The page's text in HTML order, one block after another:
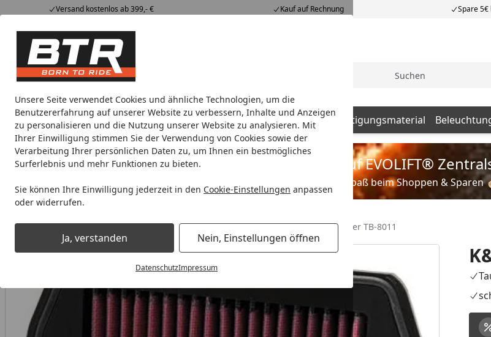
Unsere Seite verwendet Cookies und ähnliche Technologien, um die
Benutzererfahrung auf unserer Website zu verbessern, Inhalte und Anzeigen
zu personalisieren und die Nutzung unserer Website zu analysieren. Mit
Ihrer Einwilligung stimmen Sie der Verwendung von Cookies sowie der
Verarbeitung Ihrer persönlichen Daten zu, um Ihnen ein bestmögliches
Surferlebnis und mehr Funktionen zu bieten.
Sie können Ihre Einwilligung jederzeit in den Cookie-Einstellungen anpassen
oder widerrufen.
Ja, verstanden Nein, Einstellungen öffnen
DatenschutzImpressum
Versand kostenlos ab 399,- € Kauf auf Rechnung Spare
Hotline07051 / 9 222 5959
Mi-Fr. 8-12 Uhr
Alle Produkte
Alle ProdukteMarken
Motorradteile & Ersatzteile Anbauteile Auspuff Batterien Befestigungsmaterial
Noch 3 Stunden und 45 Minuten
Spare bis zu 35% auf EVOLIFT®
Viel Spaß beim Shoppen & Sparen
Motorradteile & Ersatzteile Filter & Schläuche Luftfilter K&N Tauschluftfilter TB-8011